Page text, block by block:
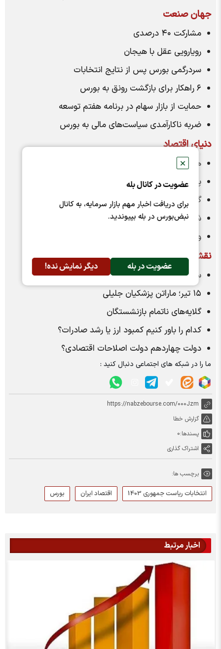
✕
عضویت در کانال بله
برای دریافت اخبار مهم بازار سرمایه، به کانال
نبض‌بورس در بله بپیوندید.
عضویت در بله دیگر نمایش نده!
جهان صنعت
مشارکت ۴۰ درصدی
رویارویی عقل با هیجان
سردرگمی بورس پس از نتایج انتخابات
۶ راهکار برای بازگشت رونق به بورس
حمایت از بازار سهام در برنامه هفتم توسعه
ضربه ناکارآمدی سیاست‌های مالی به بورس
دنیای اقتصاد
همه نگاه‌ها به ۱۵ تیر
پیام اقتصادی انتخابات
گسل دولتی در بازار اجاره
شروط آشتی سهامداران
وضعیت دوگانه در بازار ارز
نقش اقتصاد
سندروم وعده‌های بورسی در میان مسافران پاستور
۱۵ تیر؛ ماراتن پزشکیان جلیلی
گلایه‌های ناتمام بازنشستگان
کدام را باور کنیم کمبود ارز یا رشد صادرات؟
دولت چهاردهم دولت اصلاحات اقتصادی؟
ما را در شبکه های اجتماعی دنبال کنید :
https://nabzebourse.com/000Jzm
گزارش خطا
پسندها:0
اشتراک گذاری
برچسب ها:
انتخابات ریاست جمهوری 1403 اقتصاد ایران بورس
اخبار مرتبط